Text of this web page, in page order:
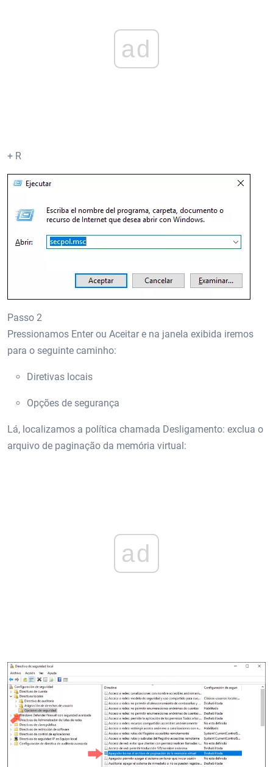
ad
+ R
Passo 2
Pressionamos Enter ou Aceitar e na janela exibida iremos
para o seguinte caminho:
Diretivas locais
Opções de segurança
Lá, localizamos a política chamada Desligamento: exclua o
arquivo de paginação da memória virtual:
ad